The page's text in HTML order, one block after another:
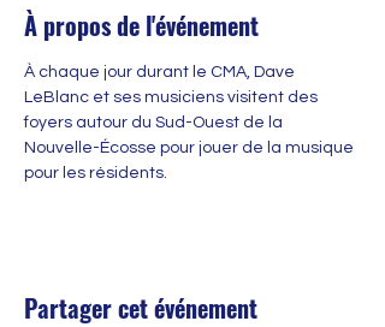
À propos de l'événement
À chaque jour durant le CMA, Dave
LeBlanc et ses musiciens visitent des
foyers autour du Sud-Ouest de la
Nouvelle-Écosse pour jouer de la musique
pour les résidents.
Partager cet événement